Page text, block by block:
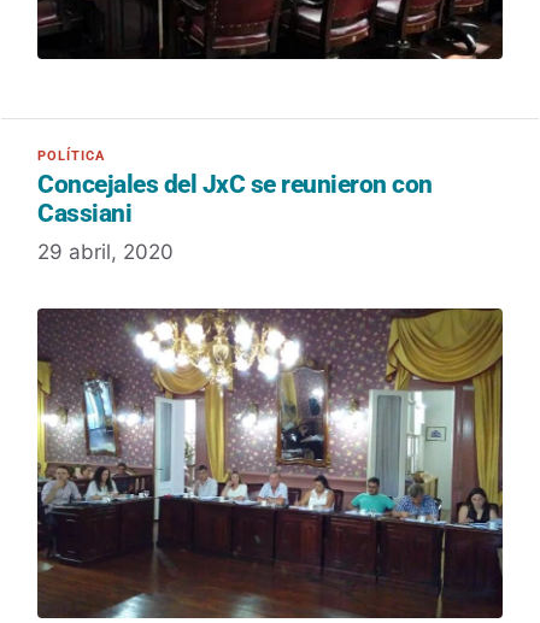
Concejales del JxC se reunieron con
Cassiani
29 abril, 2020